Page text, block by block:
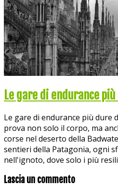
Le gare di endurance
Le gare di endurance più dure
prova non solo il corpo, ma
corse nel deserto della
sentieri della Patagonia, ogni
nell'ignoto, dove solo i più
Lascia un commento